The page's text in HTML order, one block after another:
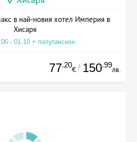
в най-новия хотел Империя в
Хисаря
- 01.10 + полупансион
77.20
€ / 150.99
лв.